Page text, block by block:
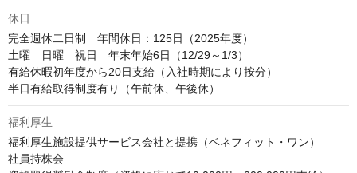
休日
完全週休二日制　年間休日：125日（2025年度）
土曜　日曜　祝日　年末年始6日（12/29～1/3）
有給休暇初年度から20日支給（入社時期により按分）
半日有給取得制度有り（午前休、午後休）
福利厚生
福利厚生施設提供サービス会社と提携（ベネフィット・ワン）
社員持株会